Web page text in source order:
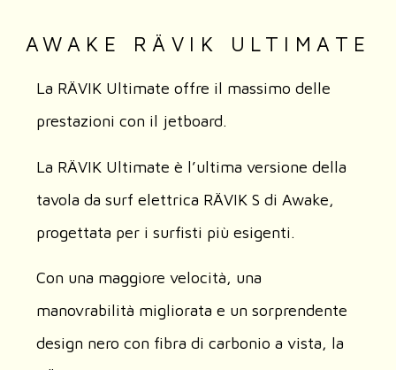
AWAKE RÄVIK ULTIMATE
La RÄVIK Ultimate offre il massimo delle
prestazioni con il jetboard.
La RÄVIK Ultimate è l’ultima versione della
tavola da surf elettrica RÄVIK S di Awake,
progettata per i surfisti più esigenti.
Con una maggiore velocità, una
manovrabilità migliorata e un sorprendente
design nero con fibra di carbonio a vista, la